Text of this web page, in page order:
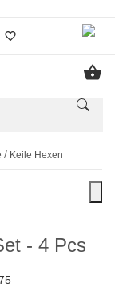
Keile Hexen
- 4 Pcs